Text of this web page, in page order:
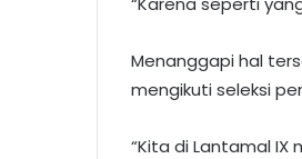
Menanggapi hal
mengikuti seleksi
“Kita di Lantamal